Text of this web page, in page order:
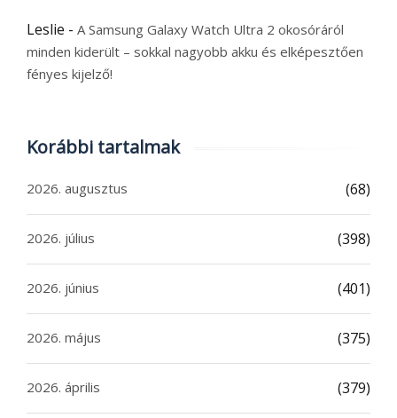
Leslie - A Samsung Galaxy Watch Ultra 2 okosóráról
minden kiderült – sokkal nagyobb akku és elképesztően
fényes kijelző!
Korábbi tartalmak
2026. augusztus (68)
2026. július (398)
2026. június (401)
2026. május (375)
2026. április (379)